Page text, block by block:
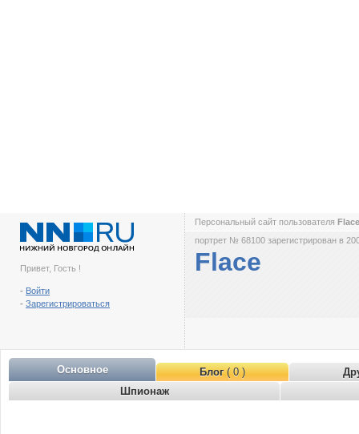
Привет, Гость !
- Войти
- Зарегистрироваться
Персональный сайт пользователя
портрет № 68100 зарегистрирован в
Flace
Основное Блог( 0 )
Шпионаж